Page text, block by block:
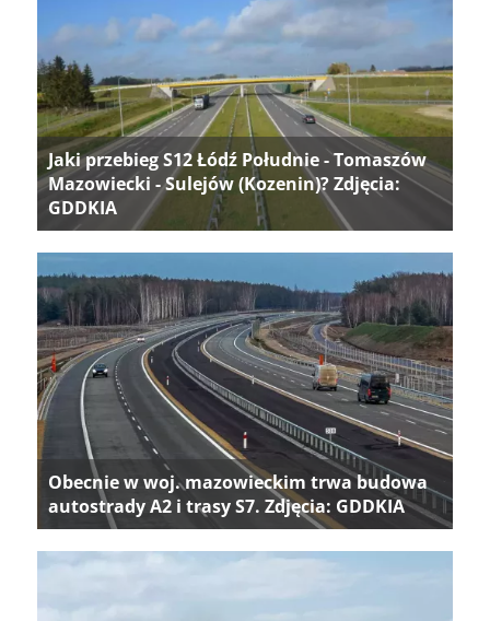
Jaki przebieg S12 Łódź Południe - Tomaszów
Mazowiecki - Sulejów (Kozenin)? Zdjęcia:
GDDKIA
Obecnie w woj. mazowieckim trwa budowa
autostrady A2 i trasy S7. Zdjęcia: GDDKIA